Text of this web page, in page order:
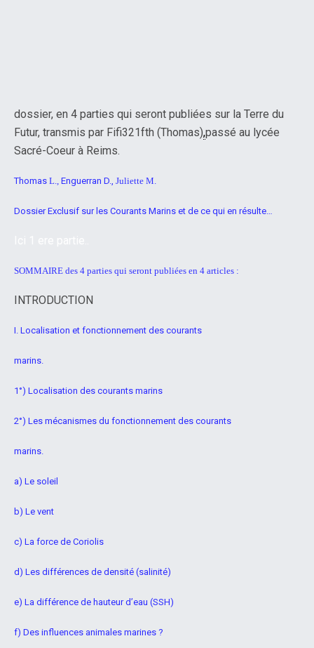
dossier, en 4 parties qui seront publiées sur la Terre du
Futur, transmis par Fifi321fth (Thomas),passé au lycée
Sacré-Coeur à Reims.
Thomas L., Enguerran D., Juliette M.
Dossier Exclusif sur les Courants Marins et de ce qui en résulte…
SOMMAIRE des 4 parties qui seront publiées en 4 articles :
INTRODUCTION
I. Localisation et fonctionnement des courants
marins.
1°) Localisation des courants marins
2°) Les mécanismes du fonctionnement des courants
marins.
a) Le soleil
b) Le vent
c) La force de Coriolis
d) Les différences de densité (salinité)
e) La différence de hauteur d’eau (SSH)
f) Des influences animales marines ?